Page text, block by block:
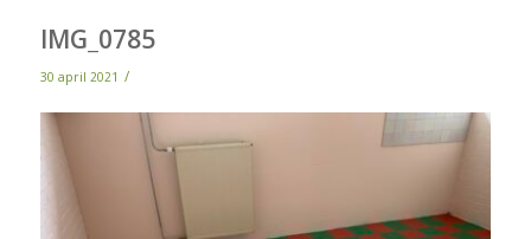
IMG_0785
30 april 2021 /